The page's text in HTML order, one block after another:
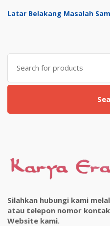
Latar Belakang Masalah
Search
for:
Silahkan hubungi kami
atau telepon nomor
Website kami.